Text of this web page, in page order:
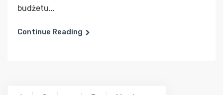
budżetu...
Continue Reading